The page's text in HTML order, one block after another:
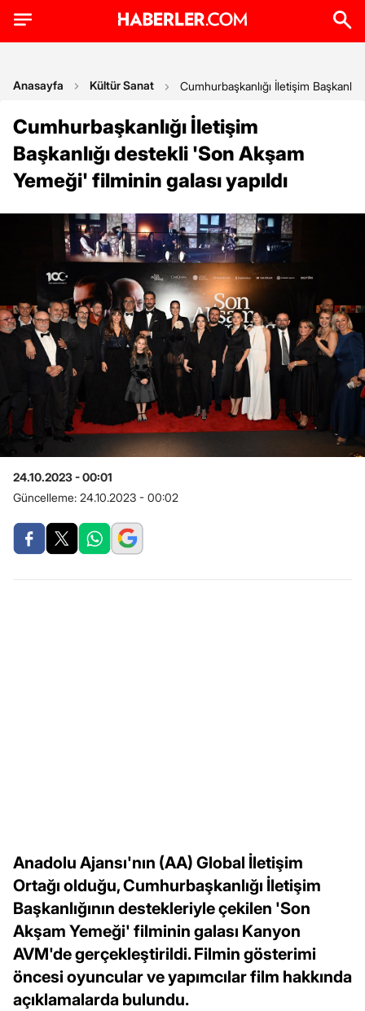
Anasayfa Kültür Sanat Cumhurbaşkanlığı İletişim
Cumhurbaşkanlığı İletişim
Başkanlığı destekli 'Son Akşam
Yemeği' filminin galası yapıldı
24.10.2023 - 00:01
Güncelleme: 24.10.2023 - 00:02
Anadolu Ajansı'nın (AA) Global İletişim
Ortağı olduğu, Cumhurbaşkanlığı İletişim
Başkanlığının destekleriyle çekilen 'Son
Akşam Yemeği' filminin galası Kanyon
AVM'de gerçekleştirildi. Filmin gösterimi
öncesi oyuncular ve yapımcılar film hakkında
açıklamalarda bulundu.